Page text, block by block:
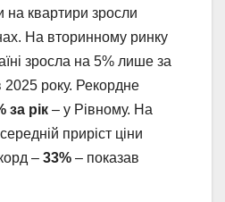
на квартири зросли
На вторинному ринку
зросла на 5% лише за
2025 року. Рекордне
за рік – у Рівному. На
приріст ціни
– 33% – показав